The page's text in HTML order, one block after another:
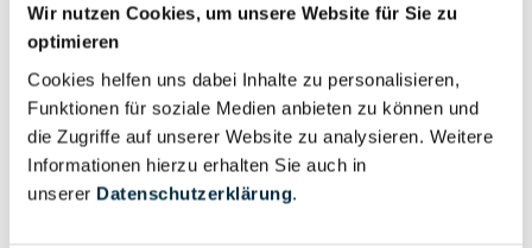
Wir nutzen Cookies, um unsere Website für Sie zu
optimieren
Cookies helfen uns dabei Inhalte zu personalisieren,
Funktionen für soziale Medien anbieten zu können und
die Zugriffe auf unserer Website zu analysieren. Weitere
Informationen hierzu erhalten Sie auch in
unserer Datenschutzerklärung.
anfragen
Wirtschaftlich
Vollständiges
Unternehmensprofil